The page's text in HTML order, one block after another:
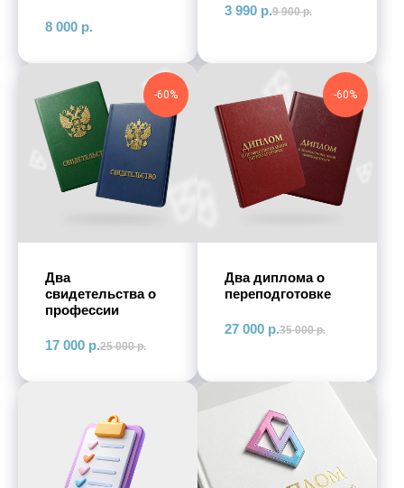
8 000 р.
3 990 р.9 900 р.
-60%
Два
свидетельства о
профессии
17 000 р.25 000 р.
-60%
Два диплома о
переподготовке
27 000 р.35 000 р.